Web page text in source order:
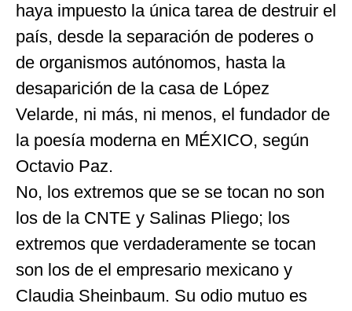
haya impuesto la única tarea de destruir el
país, desde la separación de poderes o
de organismos autónomos, hasta la
desaparición de la casa de López
Velarde, ni más, ni menos, el fundador de
la poesía moderna en MÉXICO, según
Octavio Paz.
No, los extremos que se se tocan no son
los de la CNTE y Salinas Pliego; los
extremos que verdaderamente se tocan
son los de el empresario mexicano y
Claudia Sheinbaum. Su odio mutuo es